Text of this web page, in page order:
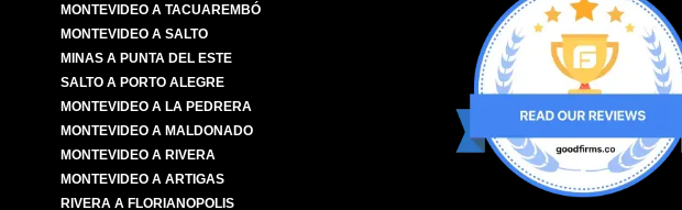
MONTEVIDEO A TACUAREMBÓ
MONTEVIDEO A SALTO
MINAS A PUNTA DEL ESTE
SALTO A PORTO ALEGRE
MONTEVIDEO A LA PEDRERA
MONTEVIDEO A MALDONADO
MONTEVIDEO A RIVERA
MONTEVIDEO A ARTIGAS
RIVERA A FLORIANOPOLIS